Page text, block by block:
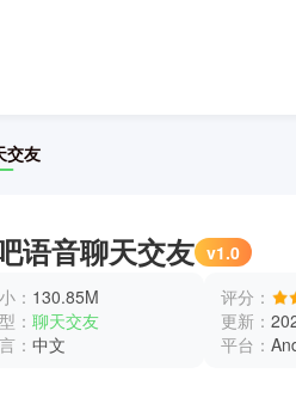
交友
语音聊天交友 v1.0
： 130.85M
： 聊天交友
： 中文
评分：
更新：
平台：